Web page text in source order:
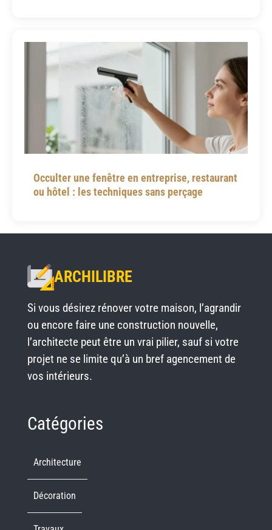
Occulter une fenêtre en entreprise, restaurant
ou hôtel : les techniques sans perçage
ARCHILIBRE
Si vous désirez rénover votre maison, l’agrandir
ou encore faire une construction nouvelle,
l’architecte peut être un vrai pilier, sauf si votre
projet ne se limite qu’à un bref agencement de
vos intérieurs.
Catégories
Architecture
Décoration